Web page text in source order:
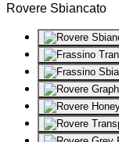
Rovere Sbiancato